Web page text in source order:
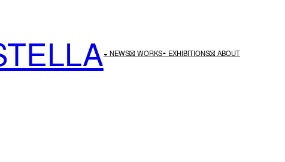
◒ NEWS⛝ WORKS◓ EXHIBITIONS⛝ ABOUT